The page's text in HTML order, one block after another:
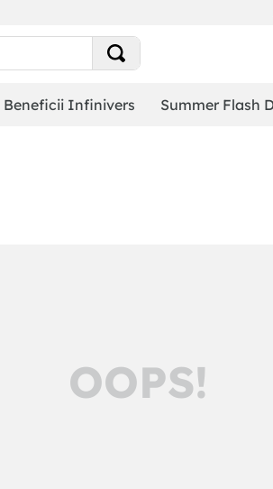
Beneficii Infinivers Summer Flash
OOPS!